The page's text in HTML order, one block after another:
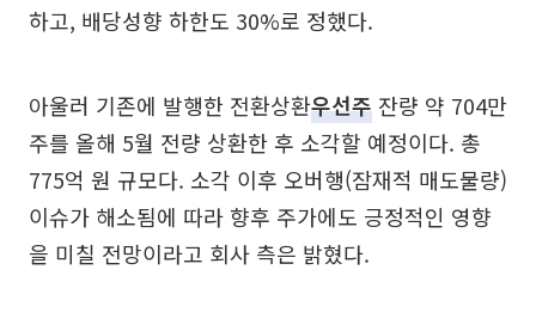
하고, 배당성향 하한도 30%로 정했다.
아울러 기존에 발행한 전환상환우선주 잔량 약 704만
주를 올해 5월 전량 상환한 후 소각할 예정이다. 총
775억 원 규모다. 소각 이후 오버행(잠재적 매도물량)
이슈가 해소됨에 따라 향후 주가에도 긍정적인 영향
을 미칠 전망이라고 회사 측은 밝혔다.